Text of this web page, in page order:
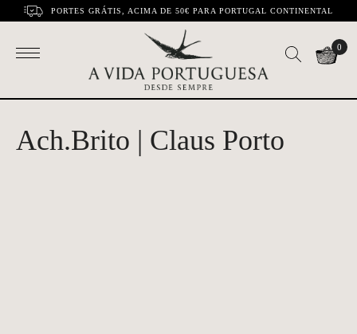
PORTES GRÁTIS, ACIMA DE 50€ PARA PORTUGAL CONTINENTAL
0
Ach.Brito | Claus Porto